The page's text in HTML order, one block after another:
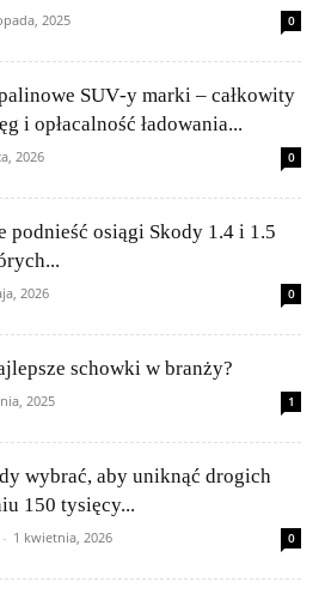
2025 0
SUV‑y marki – całkowity
i opłacalność ładowania...
2026 0
podnieść osiągi Skody 1.4 i 1.5
2026 0
schowki w branży?
2025 1
wybrać, aby uniknąć drogich
150 tysięcy...
- 1 kwietnia, 2026 0